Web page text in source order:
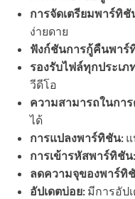
การจัดเตรียมพาร์ทิชั
ง่ายดาย
ฟังก์ชันการกู้คืนพาร์
รองรับไฟล์ทุกประเภ
วีดีโอ
ความสามารถในกา
ได้
การแปลงพาร์ทิชัน:
การเข้ารหัสพาร์ทิชัน:
ลดความจุของพาร์ทิ
อัปเดตบ่อย: มีการอัป